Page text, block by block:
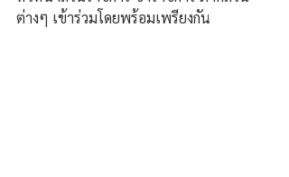
ต่างๆ เข้าร่วมโดยพร้อมเพรียงกัน